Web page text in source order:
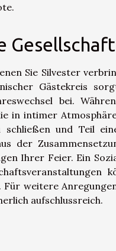
Sie Silvester
Gästekreis
bei.
in intimer
schließen und Teil
der
Ihrer Feier. Ein
Für weitere
aufschlussreich.